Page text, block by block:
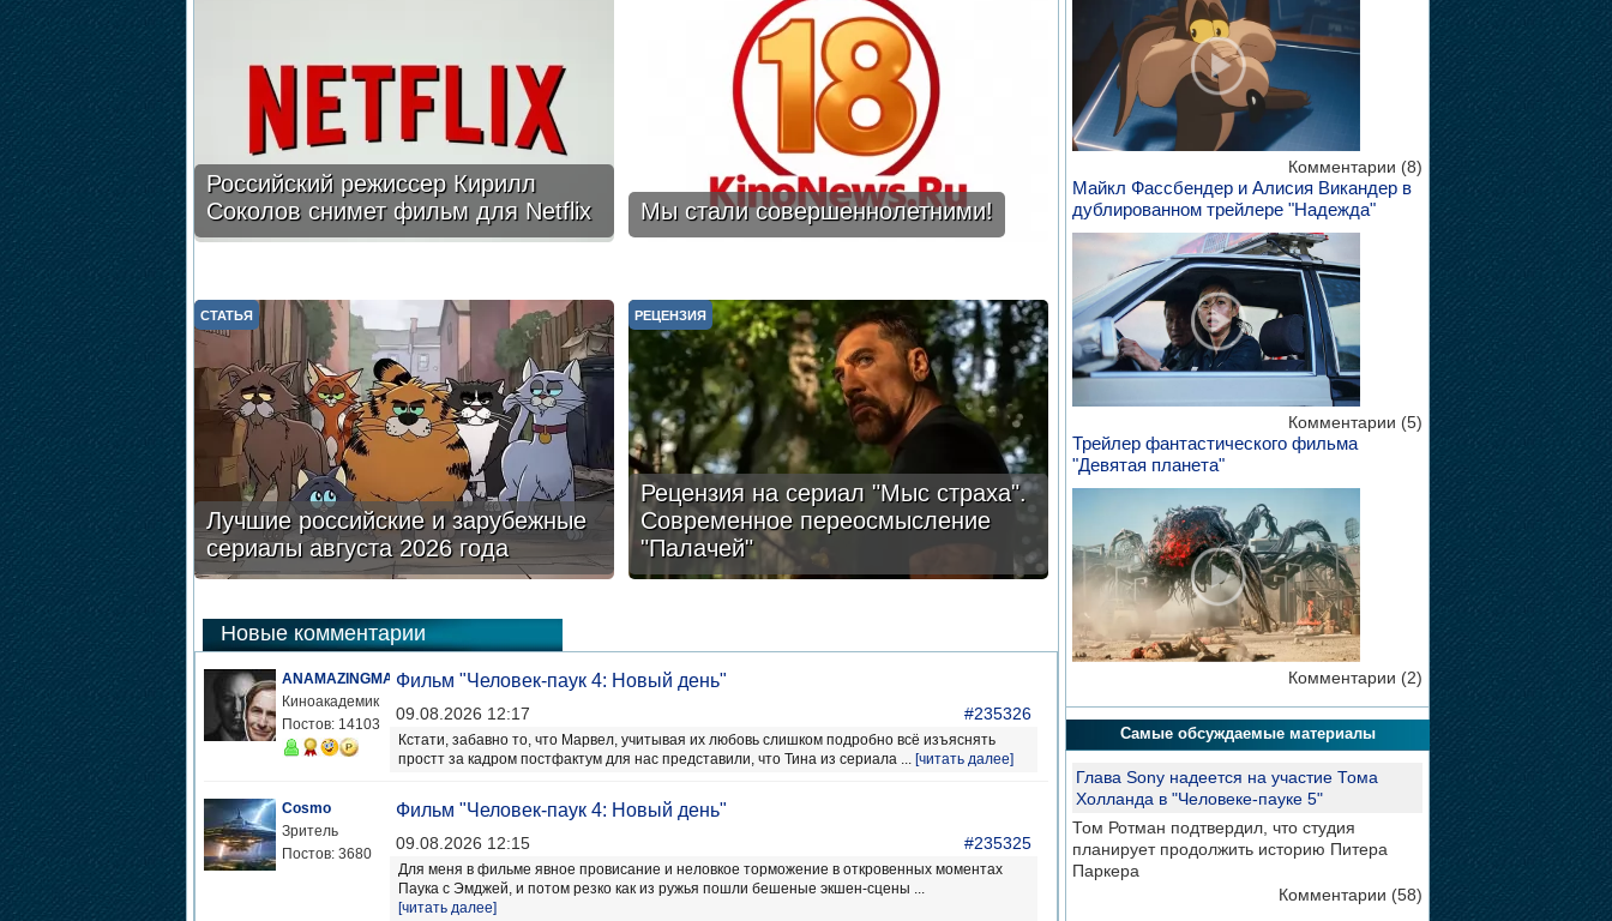
Российский режиссер Кирилл
Соколов снимет фильм для Netflix
Мы стали совершеннолетними!
Лучшие российские и зарубежные
сериалы августа 2026 года
СТАТЬЯ
Рецензия на сериал "Мыс страха".
Современное переосмысление
"Палачей"
РЕЦЕНЗИЯ
Новые комментарии
ANAMAZINGMAN
Киноакадемик
Постов: 14103
Фильм "Человек-паук 4: Новый день"
09.08.2026 12:17 #235326
Кстати, забавно то, что Марвел, учитывая их любовь слишком подробно всё изъяснять
простт за кадром постфактум для нас представили, что Тина из сериала ... [читать далее]
Cosmo
Зритель
Постов: 3680
Фильм "Человек-паук 4: Новый день"
09.08.2026 12:15 #235325
Для меня в фильме явное провисание и неловкое торможение в откровенных моментах
Паука с Эмджей, и потом резко как из ружья пошли бешеные экшен-сцены ...
[читать далее]
Комментарии (8)
Майкл Фассбендер и Алисия Викандер в
дублированном трейлере "Надежда"
Комментарии (5)
Трейлер фантастического фильма
"Девятая планета"
Комментарии (2)
Самые обсуждаемые материалы
Глава Sony надеется на участие Тома
Холланда в "Человеке-пауке 5"
Том Ротман подтвердил, что студия
планирует продолжить историю Питера
Паркера
Комментарии (58)